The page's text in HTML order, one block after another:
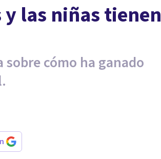
y las niñas tienen
sobre cómo ha ganado